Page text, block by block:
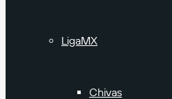
LigaMX
Chivas